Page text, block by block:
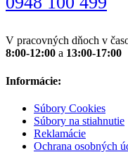
V pracovných dňoch v
8:00-12:00 a 13:00-17:00
Informácie:
Súbory Cookies
Súbory na stiahnutie
Reklamácie
Ochrana osobných